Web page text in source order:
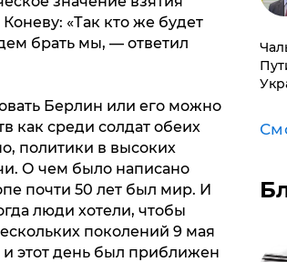
«Так кто же будет
брать мы, — ответил
Берлин или его можно
как среди солдат обеих
политики в высоких
О чем было написано
почти 50 лет был мир. И
люди хотели, чтобы
поколений 9 мая
этот день был приближен